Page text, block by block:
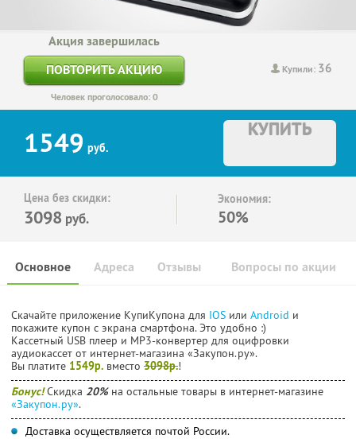
Купили: 36
Акция завершилась
ПОВТОРИТЬ АКЦИЮ
Человек проголосовало: 0
1549 руб.
КУПИТЬ
Цена без скидки:
3098 руб.
Экономия:
50%
Основное Отзывы Вопросы по акции
Адреса
Скачайте приложение КупиКупона для IOS или Android и
покажите купон с экрана смартфона. Это удобно :)
Кассетный USB плеер и МР3-конвертер для оцифровки
аудиокассет от интернет-магазина «Закупон.ру».
Вы платите 1549р. вместо 3098р.!
Бонус!Скидка 20%на остальные товары в интернет-магазине
«Закупон.ру».
Доставка осуществляется почтой России.